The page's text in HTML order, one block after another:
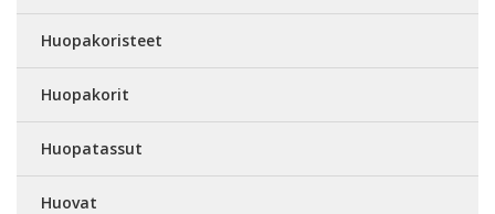
Huopakoristeet
Huopakorit
Huopatassut
Huovat